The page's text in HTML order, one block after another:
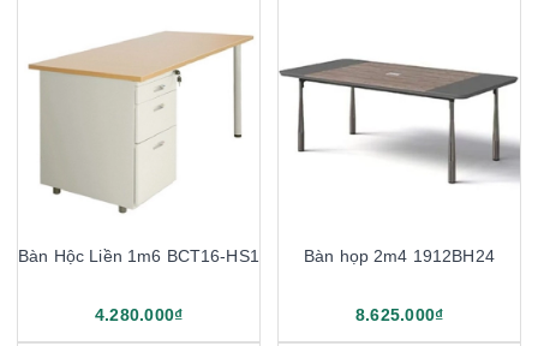
Bàn Hộc Liền 1m6 BCT16-HS1
4.280.000₫
Bàn họp 2m4 1912BH24
8.625.000₫